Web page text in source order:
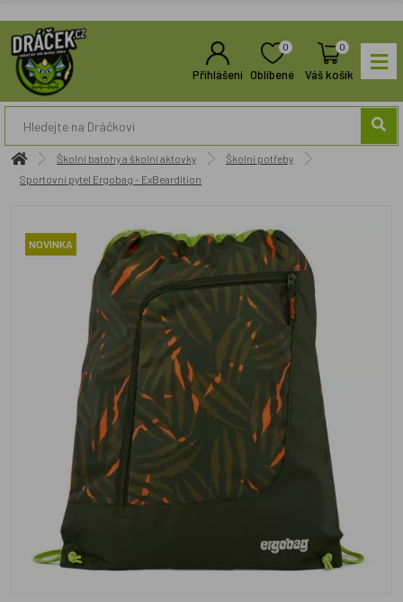
Přihlášení
0
Oblíbené
0
Váš košík
Školní batohy a školní aktovky
Školní potřeby
Sportovní pytel Ergobag - ExBeardition
NOVINKA